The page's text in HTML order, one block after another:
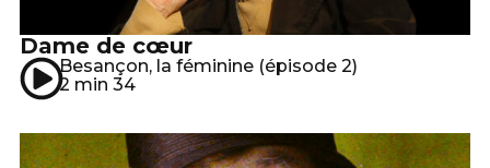
Dame de cœur
Besançon, la féminine (épisode 2)
2 min 34